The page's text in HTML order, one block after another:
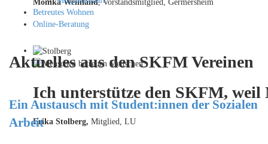
Monika Weinland, Vorstandsmitglied, Germersheim
Ich unterstütze den SKFM,
Erika Stolberg, Mitglied, LU
Betreutes Wohnen
Online-Beratung
Aktuelles aus den SKFM Vereinen
Ein Austausch mit Student:innen der Sozialen
Arbeit